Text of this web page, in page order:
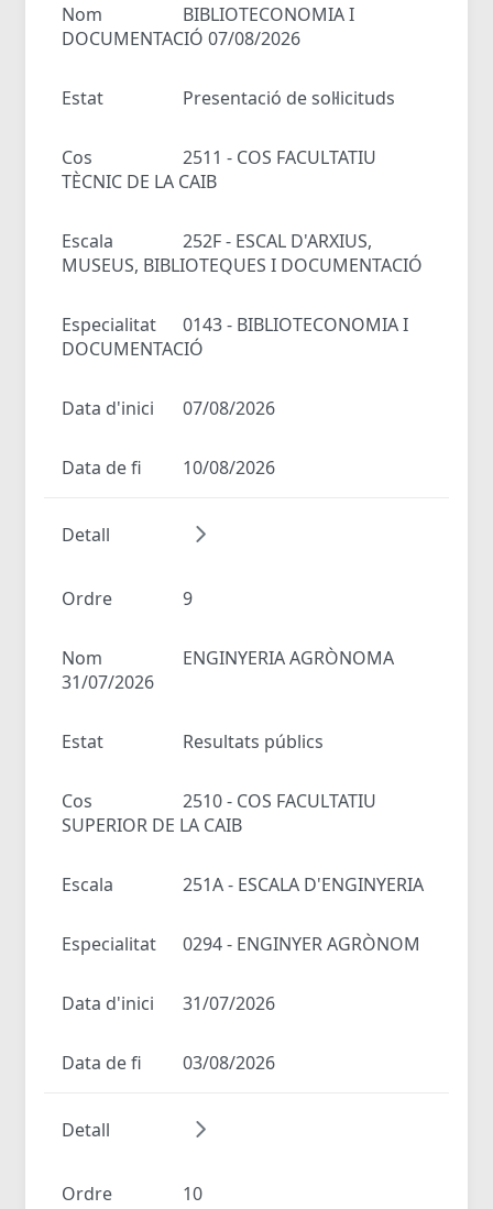
Nom
BIBLIOTECONOMIA I
DOCUMENTACIÓ 07/08/2026
Estat Presentació de sol·licituds
Cos
2511 - COS FACULTATIU
TÈCNIC DE LA CAIB
Escala
252F - ESCAL D'ARXIUS,
MUSEUS, BIBLIOTEQUES I DOCUMENTACIÓ
Especialitat
0143 - BIBLIOTECONOMIA I
DOCUMENTACIÓ
Data d'inici 07/08/2026
Data de fi 10/08/2026
Detall
Ordre 9
Nom
ENGINYERIA AGRÒNOMA
31/07/2026
Estat Resultats públics
Cos
2510 - COS FACULTATIU
SUPERIOR DE LA CAIB
Escala 251A - ESCALA D'ENGINYERIA
Especialitat 0294 - ENGINYER AGRÒNOM
Data d'inici 31/07/2026
Data de fi 03/08/2026
Detall
Ordre 10